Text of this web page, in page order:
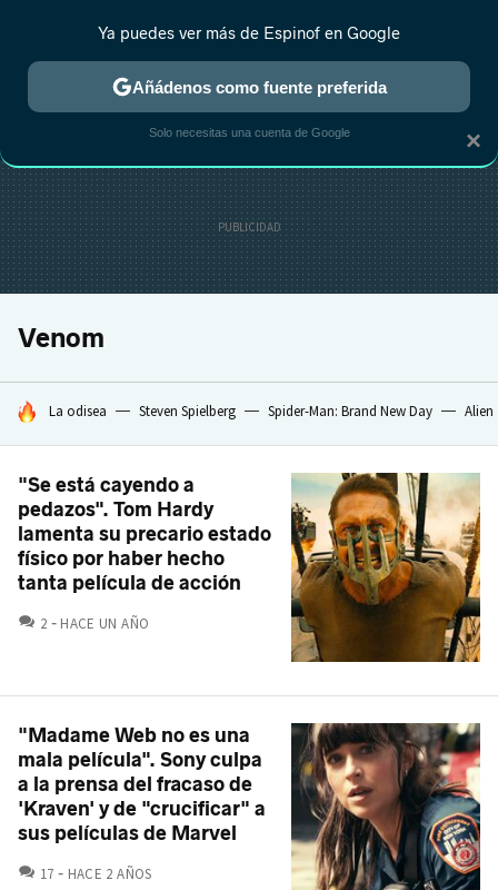
ESTRENOS REALITY ANIME RANKINGS CINE
Venom
HOY SE HABLA DE
La odisea Steven Spielberg Spider-Man: Brand New Day Alien
"Se está cayendo a
pedazos". Tom Hardy
lamenta su precario estado
físico por haber hecho
tanta película de acción
2 COMENTARIOS
HACE UN AÑO
"Madame Web no es una
mala película". Sony culpa
a la prensa del fracaso de
'Kraven' y de "crucificar" a
sus películas de Marvel
17 COMENTARIOS
HACE 2 AÑOS
×
Ya puedes ver más de Espinof en Google
Añádenos como fuente preferida
Solo necesitas una cuenta de Google